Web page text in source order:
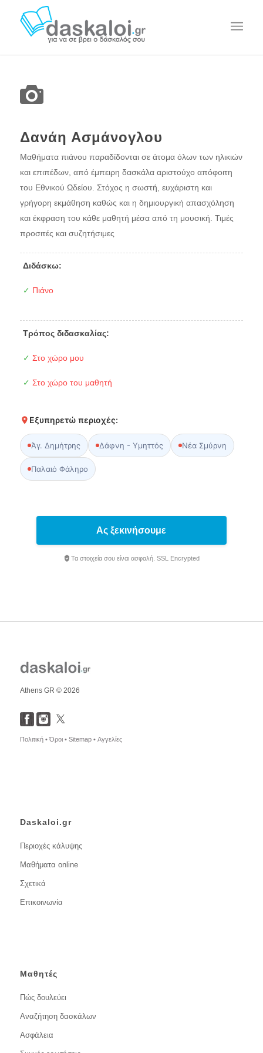
Δανάη Ασμάνογλου
Μαθήματα πιάνου παραδίδονται σε άτομα όλων των ηλικιών
και επιπέδων, από έμπειρη δασκάλα αριστούχο απόφοιτη
του Εθνικού Ωδείου. Στόχος η σωστή, ευχάριστη και
γρήγορη εκμάθηση καθώς και η δημιουργική απασχόληση
και έκφραση του κάθε μαθητή μέσα από τη μουσική. Τιμές
προσιτές και συζητήσιμες
Διδάσκω:
✓ Πιάνο
Τρόπος διδασκαλίας:
✓ Στο χώρο μου
✓ Στο χώρο του μαθητή
Εξυπηρετώ περιοχές:
Άγ. Δημήτρης Δάφνη - Υμηττός Νέα Σμύρνη
Παλαιό Φάληρο
Ας ξεκινήσουμε
Τα στοιχεία σου είναι ασφαλή. SSL Encrypted
Athens GR © 2026
Πολιτική •Όροι • Sitemap • Αγγελίες
Daskaloi.gr
Περιοχές κάλυψης
Μαθήματα online
Σχετικά
Επικοινωνία
Μαθητές
Πώς δουλεύει
Αναζήτηση δασκάλων
Ασφάλεια